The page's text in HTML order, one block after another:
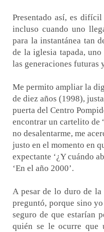
Presentado así, es
incluso cuando uno
para la instantánea tan
de la iglesia tapada,
las generaciones futuras
Me permito ampliar la
de diez años (1998),
puerta del Centro
encontrar un cartelito de
no desalentarme, me
justo en el momento en
expectante ‘¿Y cuándo
‘En el año 2000’.
A pesar de lo duro de la
preguntó, porque sino
seguro de que estarían
quién se le ocurre que